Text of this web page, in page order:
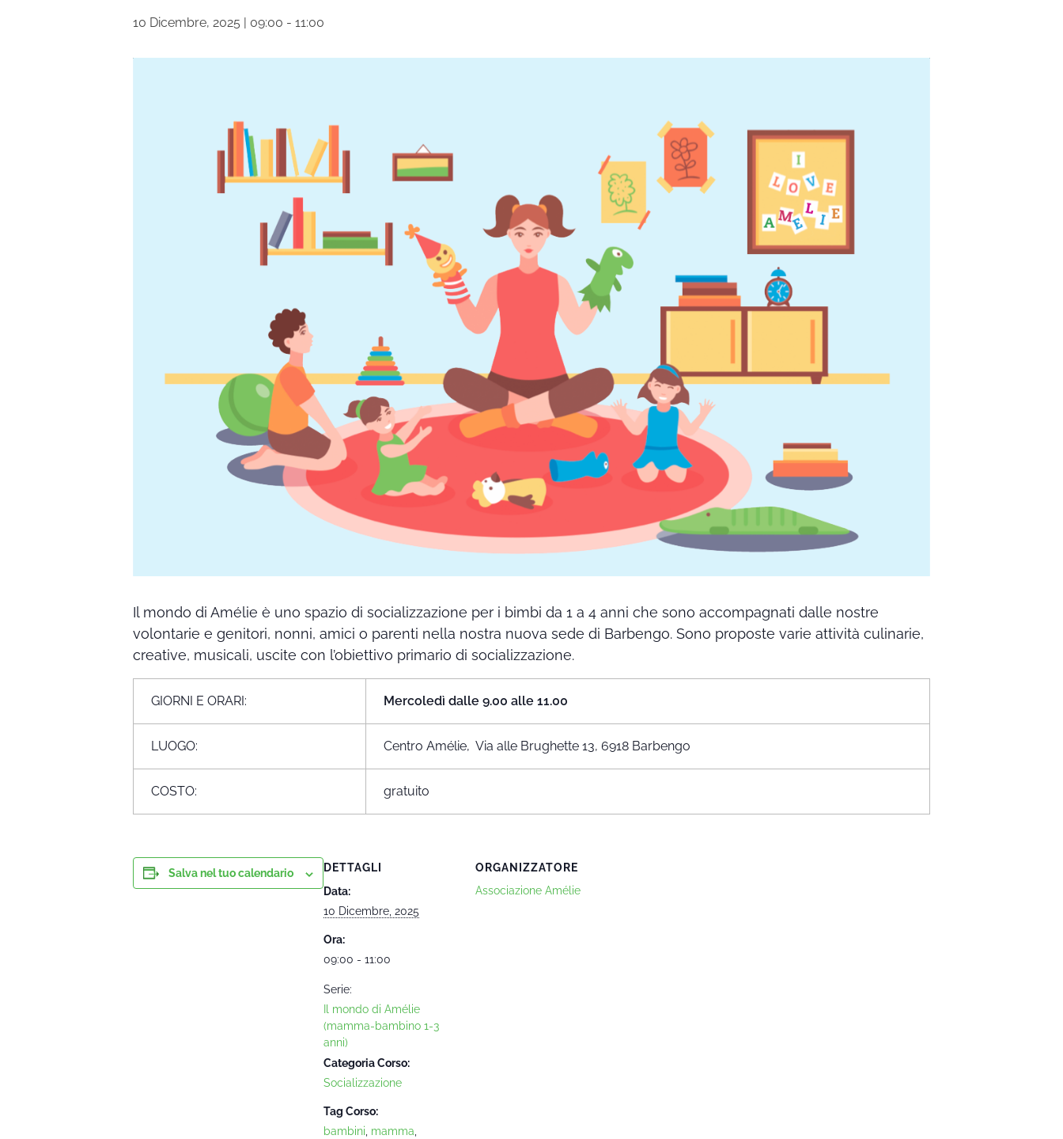
10 Dicembre, 2025 | 09:00 - 11:00
Il mondo di Amélie è uno spazio di socializzazione per i bimbi da 1 a 4 anni che sono accompagnati dalle nostre
volontarie e genitori, nonni, amici o parenti nella nostra nuova sede di Barbengo. Sono proposte varie attività culinarie,
creative, musicali, uscite con l’obiettivo primario di socializzazione.
GIORNI E ORARI: Mercoledì dalle 9.00 alle 11.00
LUOGO: Centro Amélie, Via alle Brughette 13, 6918 Barbengo
COSTO: gratuito
Salva nel tuo calendario
DETTAGLI
Data:
10 Dicembre, 2025
Ora:
09:00 - 11:00
Serie:
Il mondo di Amélie
(mamma-bambino 1-3
anni)
Categoria Corso:
Socializzazione
Tag Corso:
bambini mamma
ORGANIZZATORE
Associazione Amélie